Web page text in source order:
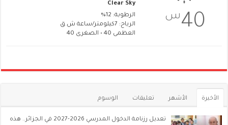
40س
Clear Sky
الرطوبة: 12%
الرياح: 7كيلومتر/ساعة ش.ق
العظمى 40 • الصغرى 40
الأخيرة الأشهر تعليقات الوسوم
تعديل رزنامة الدخول المدرسي 2026-2027 في الجزائر.. هذه